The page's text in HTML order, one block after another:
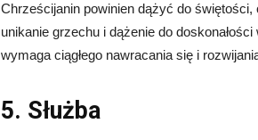
Chrześcijanin powinien dążyć do
unikanie grzechu i dążenie do
wymaga ciągłego nawracania się i
5. Służba